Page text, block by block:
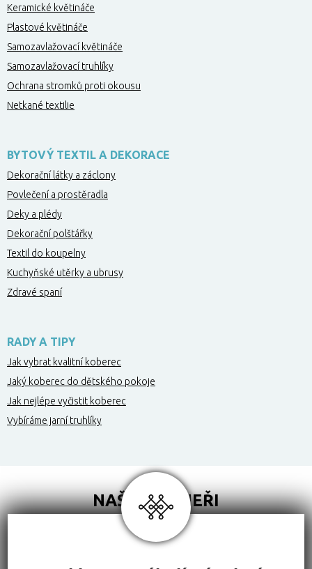
Keramické květináče
Plastové květináče
Samozavlažovací květináče
Samozavlažovací truhlíky
Ochrana stromků proti okousu
Netkané textilie
BYTOVÝ TEXTIL A DEKORACE
Dekorační látky a záclony
Povlečení a prostěradla
Deky a plédy
Dekorační polštářky
Textil do koupelny
Kuchyňské utěrky a ubrusy
Zdravé spaní
RADY A TIPY
Jak vybrat kvalitní koberec
Jaký koberec do dětského pokoje
Jak nejlépe vyčistit koberec
Vybíráme jarní truhlíky
NAŠI PARTNEŘI